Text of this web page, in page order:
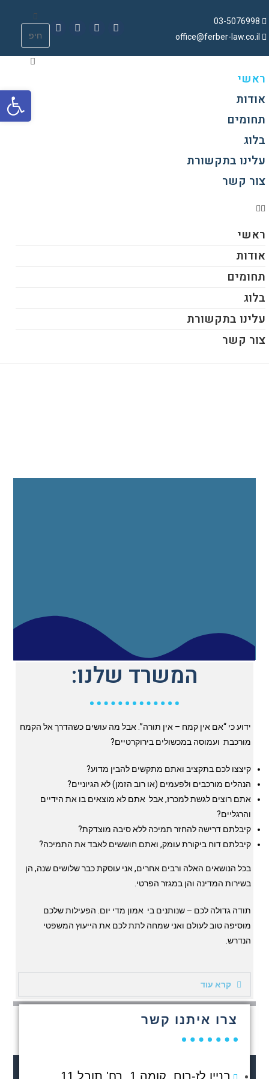
03-5076998
office@ferber-law.co.il
ראשי
אודות
תחומים
בלוג
עלינו בתקשורת
צור קשר
ראשי
אודות
תחומים
בלוג
עלינו בתקשורת
צור קשר
המשרד שלנו:
ידוע כי “אם אין קמח – אין תורה”. אבל מה עושים כשהדרך אל הקמח
מורכבת ועמוסה במכשולים בירוקרטיים?
קיצצו לכם בתקציב ואתם מתקשים להבין מדוע?
הנהלים מורכבים ולפעמים (או רוב הזמן) לא הגיוניים?
אתם רוצים לגשת למכרז, אבל אתם לא מוצאים בו את הידיים
והרגליים?
קיבלתם דרישה להחזר תמיכה ללא סיבה מוצדקת?
קיבלתם דוח ביקורת עומק, ואתם חוששים לאבד את התמיכה?
בכל הנושאים האלה ורבים אחרים, אני עוסקת כבר שלושים שנה, הן
בשירות המדינה והן במגזר הפרטי.
תודה גדולה לכם – שנותנים בי אמון מדי יום. הפעילות שלכם
מוסיפה טוב לעולם ואני שמחה לתת לכם את הייעוץ המשפטי
הנדרש.
קרא עוד
צרו איתנו קשר
פתח סרגל נגישות